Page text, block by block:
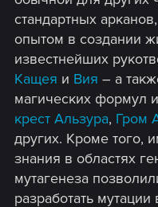
стандартных
опытом в создании
известнейших
Кащея и Вия – а
магических формул
крест Альзура, Гром
других. Кроме того,
знания в областях
мутагенеза
разработать